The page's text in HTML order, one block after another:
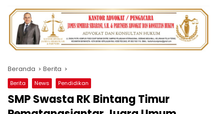
Beranda Berita
Berita News Pendidikan
SMP Swasta RK Bintang Timur